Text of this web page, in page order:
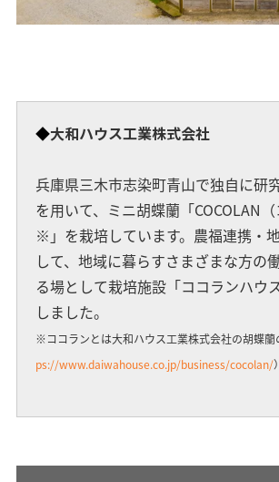
◆大和ハウス工業株式会社
兵庫県三木市志染町青山で独自に研
を用いて、ミニ胡蝶蘭「COCOLAN（
※」を栽培しています。農福連携・
して、地域に暮らすさまざまな方の
る場として栽培施設「ココランハウ
しました。
※ココランとは大和ハウス工業株式会社の胡蝶蘭
ps://www.daiwahouse.co.jp/business/cocolan/）